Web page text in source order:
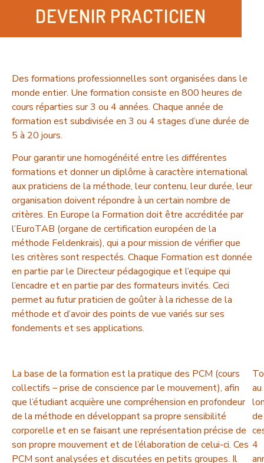
DEVENIR PRACTICIEN
Des formations professionnelles sont organisées dans le
monde entier. Une formation consiste en 800 heures de
cours réparties sur 3 ou 4 années. Chaque année de
formation est subdivisée en 3 ou 4 stages d’une durée de
5 à 20 jours.
Pour garantir une homogénéité entre les différentes
formations et donner un diplôme à caractère international
aux praticiens de la méthode, leur contenu, leur durée, leur
organisation doivent répondre à un certain nombre de
critères. En Europe la Formation doit être accréditée par
l’EuroTAB (organe de certification européen de la
méthode Feldenkrais), qui a pour mission de vérifier que
les critères sont respectés. Chaque Formation est donnée
en partie par le Directeur pédagogique et l’equipe qui
l’encadre et en partie par des formateurs invités. Ceci
permet au futur praticien de goûter à la richesse de la
méthode et d’avoir des points de vue variés sur ses
fondements et ses applications.
La base de la formation est la pratique des PCM (cours
collectifs – prise de conscience par le mouvement), afin
que l’étudiant acquière une compréhension en profondeur
de la méthode en développant sa propre sensibilité
corporelle et en se faisant une représentation précise de
son propre mouvement et de l’élaboration de celui-ci. Ces
PCM sont analysées et discutées en petits groupes. Il
au
de
4